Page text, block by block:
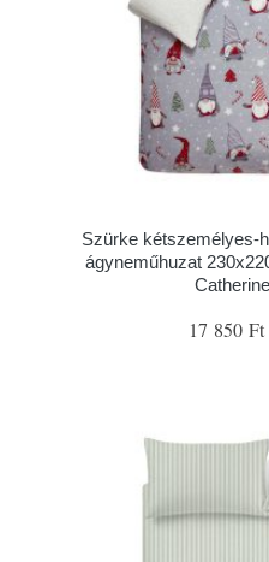
Szürke kétszemélyes-
ágyneműhuzat
17 850 Ft